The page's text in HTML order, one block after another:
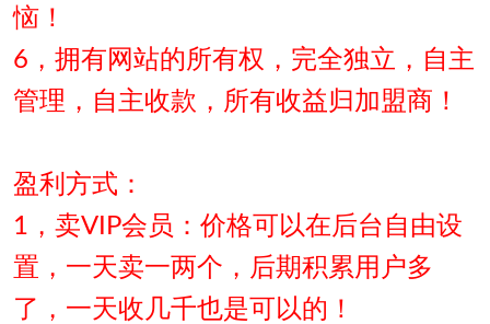
恼！
6，拥有网站的所有权，完全独立，自主
管理，自主收款，所有收益归加盟商！
盈利方式：
1，卖VIP会员：价格可以在后台自由设
置，一天卖一两个，后期积累用户多
了，一天收几千也是可以的！